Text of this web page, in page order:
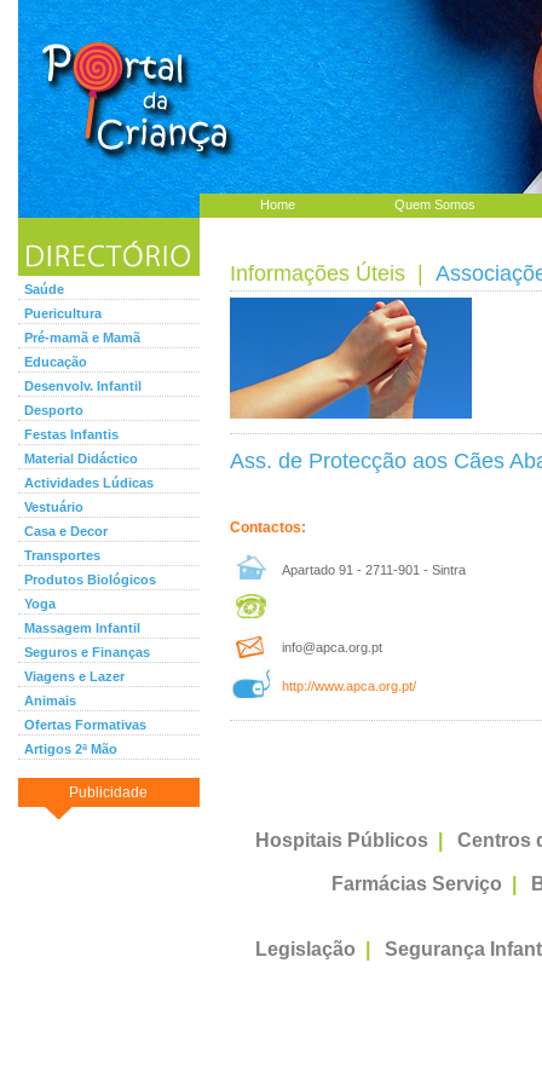
Home Quem Somos
Saúde
Puericultura
Pré-mamã e Mamã
Educação
Desenvolv. Infantil
Desporto
Festas Infantis
Material Didáctico
Actividades Lúdicas
Vestuário
Casa e Decor
Transportes
Produtos Biológicos
Yoga
Massagem Infantil
Seguros e Finanças
Viagens e Lazer
Animais
Ofertas Formativas
Artigos 2ª Mão
Publicidade
Informações Úteis
Ass. de Protecção aos Cães
Contactos:
Apartado 91 - 2711-901 - Sintra
info@apca.org.pt
http://www.apca.org.pt/
Hospitais Públicos Centros
Farmácias Serviço
Legislação Segurança